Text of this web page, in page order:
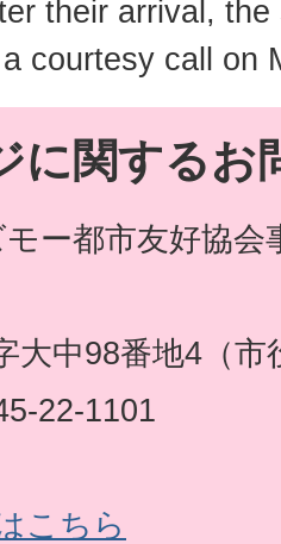
their arrival,
courtesy call on
に関するお
ー都市友好協会
大中98番地4（市
22-1101
こちら